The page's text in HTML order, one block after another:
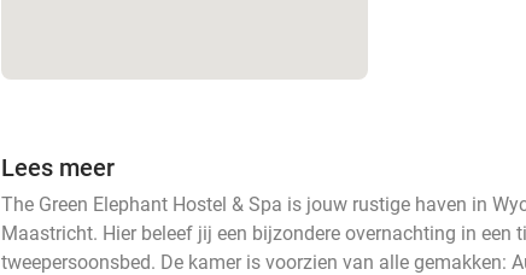
Lees meer
The Green Elephant Hostel & Spa is jouw rustige haven in
Maastricht. Hier beleef jij een bijzondere overnachting in een
tweepersoonsbed. De kamer is voorzien van alle gemakken: